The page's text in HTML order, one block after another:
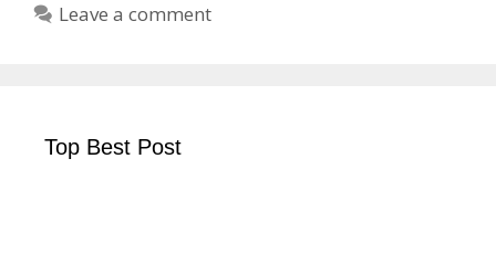
Leave a comment
Top Best Post